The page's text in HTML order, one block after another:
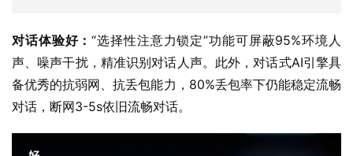
对话体验好：“选择性注意力锁定”功能可屏蔽95%环境人
声、噪声干扰，精准识别对话人声。此外，对话式AI引擎具
备优秀的抗弱网、抗丢包能力，80%丢包率下仍能稳定流畅
对话，断网3-5s依旧流畅对话。